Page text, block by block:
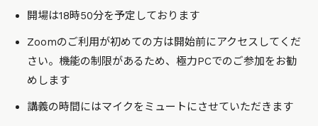
開場は18時50分を予定しております
Zoomのご利用が初めての方は開始前にアクセスしてくだ
さい。機能の制限があるため、極力PCでのご参加をお勧
めします
講義の時間にはマイクをミュートにさせていただきます